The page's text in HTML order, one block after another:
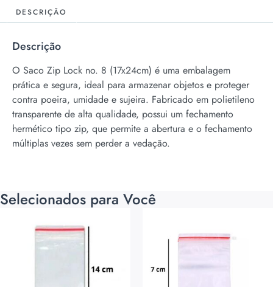
DESCRIÇÃO
Descrição
O Saco Zip Lock no. 8 (17x24cm) é uma embalagem
prática e segura, ideal para armazenar objetos e proteger
contra poeira, umidade e sujeira. Fabricado em polietileno
transparente de alta qualidade, possui um fechamento
hermético tipo zip, que permite a abertura e o fechamento
múltiplas vezes sem perder a vedação.
Selecionados para Você